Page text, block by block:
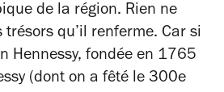
de la région. Rien ne
qu’il renferme. Car si
Hennessy, fondée en 1765
(dont on a fêté le 300e